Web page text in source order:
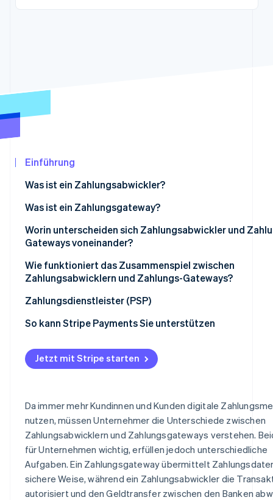
Online-Identitätsprüfung
Jetzt ansehen
Ecosystem
Einführung
Was ist ein Zahlungsabwickler?
Was ist ein Zahlungsgateway?
Worin unterscheiden sich Zahlungsabwickler und
Gateways voneinander?
Rolle im Transaktionsprozess:
Leistungsumfang:
Integration in Unternehmenssysteme:
Kosten und Gebühren
Wie funktioniert das Zusammenspiel zwischen
Zahlungsabwicklern und Zahlungs-Gateways?
Zahlungsdienstleister (PSP)
So kann Stripe Payments Sie unterstützen
Jetzt mit Stripe starten
Da immer mehr Kundinnen und Kunden digitale
nutzen, müssen Unternehmer die Unterschiede zwischen
Zahlungsabwicklern und Zahlungsgateways verstehen.
für Unternehmen wichtig, erfüllen jedoch unterschiedliche
Aufgaben. Ein Zahlungsgateway übermittelt
sichere Weise, während ein Zahlungsabwickler die
autorisiert und den Geldtransfer zwischen den Banken